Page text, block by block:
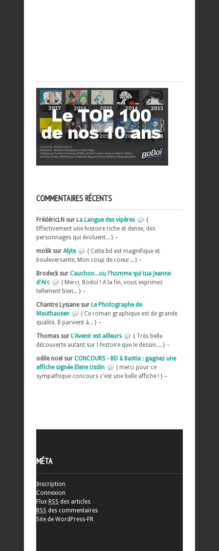
COMMENTAIRES RÉCENTS
FrédéricLN sur La Langue des vipères
{
Effectivement une histoire riche et dense, des
personnages qui évoluent... } –
molik sur Alyte
{ Cette bd est magnifique et
bouleversante, Mon coup de coeur... } –
Brodeck sur Cauchon...ou l'homme qui tua Jeanne
d'Arc
{ Merci, Bodoï ! A la fin, vous exprimez
tellement bien... } –
Chantre Lysiane sur Le Photographe de
Mauthausen
{ Ce roman graphique est de grande
qualité. Il parvient à... } –
Thomas sur L'Avenir est ailleurs
{ Très belle
découverte autant sur l histoire que le dessin.... } –
odile noel sur CONCOURS - BD à Bastia : gagnez une
affiche signée Elene Usdin
{ merci pour ce
sympathique concours c'est une belle affiche ! } –
MÉTA
Inscription
Connexion
Flux RSS des articles
RSS des commentaires
Site de WordPress-FR